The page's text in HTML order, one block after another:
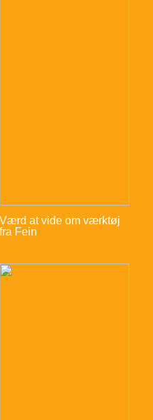
Værd at vide om værktøj
fra Fein